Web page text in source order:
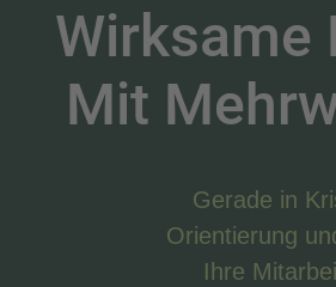
Wirksame
Mit
Gerade in
Orientierung
Ihre